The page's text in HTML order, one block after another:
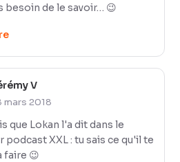
besoin de le savoir… 😉
V
mars 2018
que Lokan l'a dit dans le
podcast XXL : tu sais ce qu'il te
faire 😉